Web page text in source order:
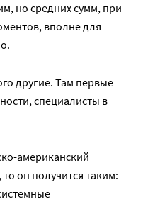
но средних сумм, при
вполне для
другие. Там первые
специалисты в
американский
он получится таким: